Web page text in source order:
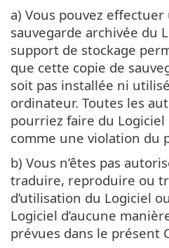
a) Vous pouvez
sauvegarde archivée du
support de stockage
que cette copie de
soit pas installée ni
ordinateur. Toutes les
pourriez faire du
comme une violation du
b) Vous n’êtes pas
traduire, reproduire ou
d’utilisation du Logiciel
Logiciel d’aucune
prévues dans le présent